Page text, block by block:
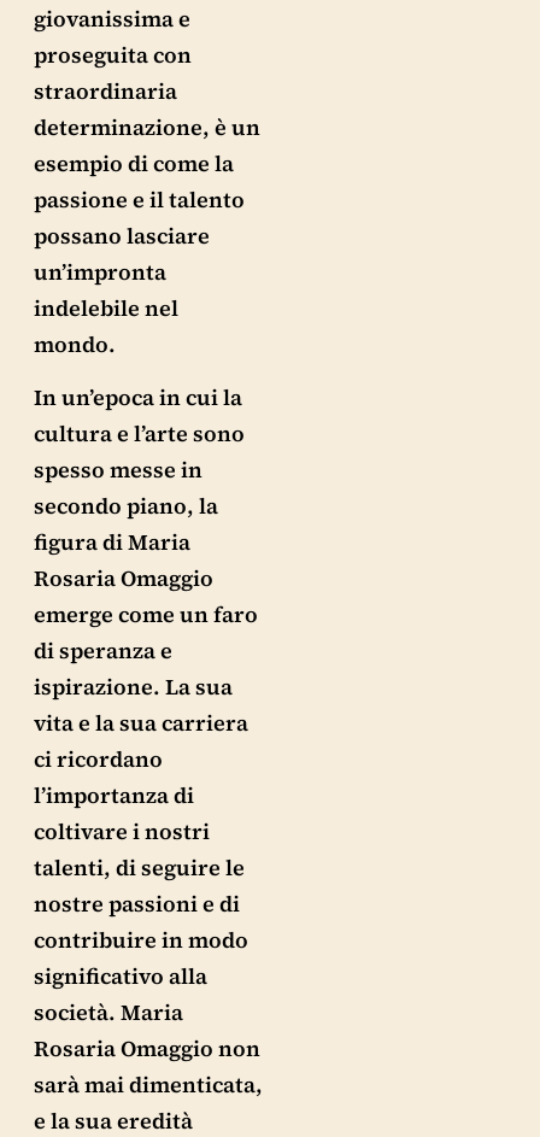
giovanissima e
proseguita con
straordinaria
determinazione, è un
esempio di come la
passione e il talento
possano lasciare
un’impronta
indelebile nel
mondo.
In un’epoca in cui la
cultura e l’arte sono
spesso messe in
secondo piano, la
figura di Maria
Rosaria Omaggio
emerge come un faro
di speranza e
ispirazione. La sua
vita e la sua carriera
ci ricordano
l’importanza di
coltivare i nostri
talenti, di seguire le
nostre passioni e di
contribuire in modo
significativo alla
società. Maria
Rosaria Omaggio non
sarà mai dimenticata,
e la sua eredità